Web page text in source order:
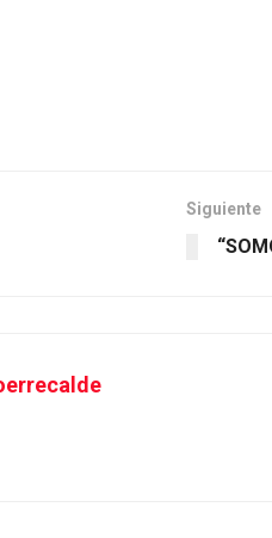
Siguiente